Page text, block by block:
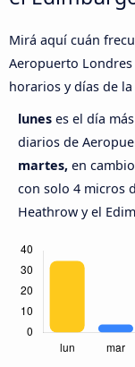
Mirá aquí cuán
Aeropuerto
horarios y días de la
lunes es el día
diarios de
martes, en
con solo 4 micros
Heathrow y el